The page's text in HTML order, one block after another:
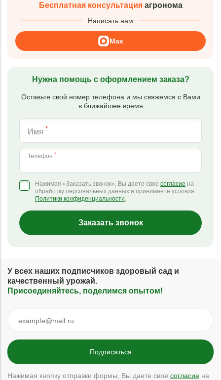
Бесплатная консультацияагронома
Написать нам
Max
Нужна помощь с оформлением заказа?
Оставьте свой номер телефона и мы свяжемся с Вами
в ближайшее время
Имя *
Телефон *
Нажимая «Заказать звонок», Вы даете свое согласие на
обработку персональных данных и принимаете условия
Политики конфиденциальности.
Заказать звонок
У всех наших подписчиков здоровый сад и
качественный урожай.
Присоединяйтесь, поделимся опытом!
Нажимая кнопку отправки формы, Вы даете свое согласие на